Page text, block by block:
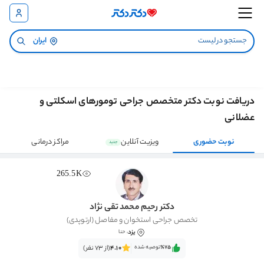
ایران
دریافت نوبت دکتر متخصص جراحی تومورهای اسکلتی و
عضلانی
نوبت حضوری ویزیت آنلاین جدید مراکز درمانی
265.5K
دکتر رحیم محمد تقی نژاد
تخصص جراحی استخوان و مفاصل (ارتوپدی)
یزد، حنا
٪75‌‌‌توصیه شده 4.10(از 73 نفر)